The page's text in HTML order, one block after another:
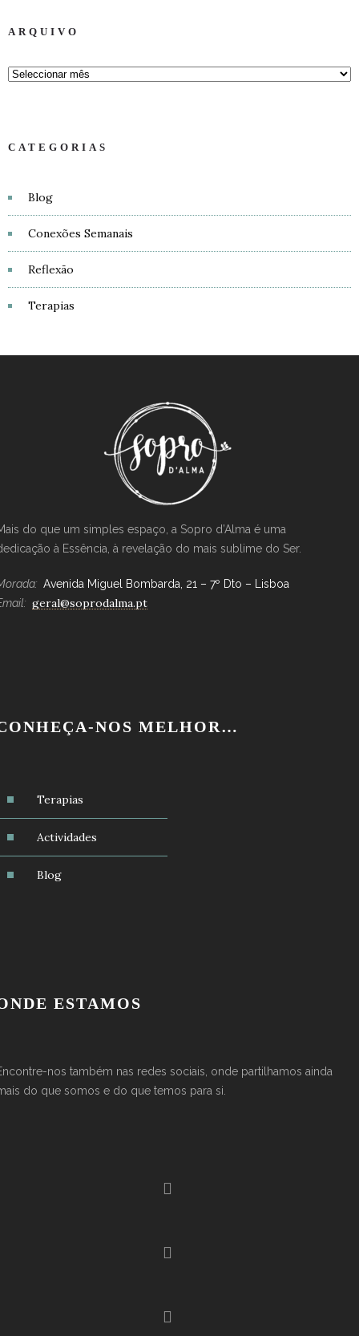
ARQUIVO
CATEGORIAS
Blog
Conexões Semanais
Reflexão
Terapias
do que um simples espaço, a Sopro d’Alma é uma
à Essência, à revelação do mais sublime do Ser.
Avenida Miguel Bombarda, 21 – 7º Dto – Lisboa
geral@soprodalma.pt
NOS MELHOR…
Terapias
Actividades
Blog
ESTAMOS
nos também nas redes sociais, onde partilhamos ainda
do que somos e do que temos para si.